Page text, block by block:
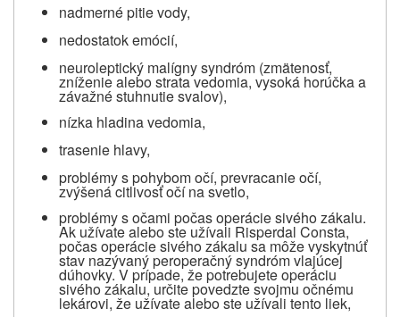
nadmerné pitie vody,
nedostatok emócií,
neuroleptický malígny syndróm (zmätenosť,
zníženie alebo strata vedomia, vysoká horúčka a
závažné stuhnutie svalov),
nízka hladina vedomia,
trasenie hlavy,
problémy s pohybom očí, prevracanie očí,
zvýšená citlivosť očí na svetlo,
problémy s očami počas operácie sivého zákalu.
Ak užívate alebo ste užívali Risperdal Consta,
počas operácie sivého zákalu sa môže vyskytnúť
stav nazývaný peroperačný syndróm vlajúcej
dúhovky. V prípade, že potrebujete operáciu
sivého zákalu, určite povedzte svojmu očnému
lekárovi, že užívate alebo ste užívali tento liek,